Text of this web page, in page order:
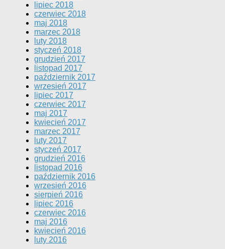
lipiec 2018
czerwiec 2018
maj 2018
marzec 2018
luty 2018
styczeń 2018
grudzień 2017
listopad 2017
październik 2017
wrzesień 2017
lipiec 2017
czerwiec 2017
maj 2017
kwiecień 2017
marzec 2017
luty 2017
styczeń 2017
grudzień 2016
listopad 2016
październik 2016
wrzesień 2016
sierpień 2016
lipiec 2016
czerwiec 2016
maj 2016
kwiecień 2016
luty 2016